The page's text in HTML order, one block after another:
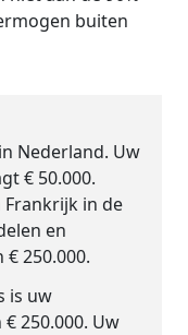
buiten
Nederland. Uw
€ 50.000.
in de
en
250.000.
is uw
250.000. Uw